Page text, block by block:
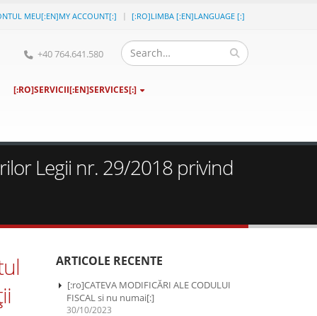
MEU[:EN]MY ACCOUNT[:] [:RO]LIMBA [:EN]LANGUAGE [:]
+40 764.641.580
[:RO]SERVICII[:EN]SERVICES[:]
Legii nr. 29/2018 privind
ARTICOLE RECENTE
[:ro]CATEVA MODIFICĂRI ALE CODULUI
FISCAL si nu numai[:]
30/10/2023